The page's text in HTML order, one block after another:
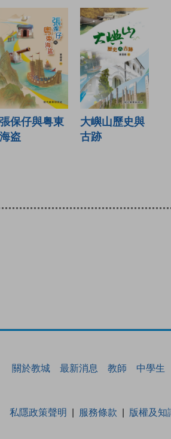
張保仔與粤東
海盗
大嶼山歷史與
古跡
關於教城 最新消息 教師 中學生
私隱政策聲明 服務條款 版權及知